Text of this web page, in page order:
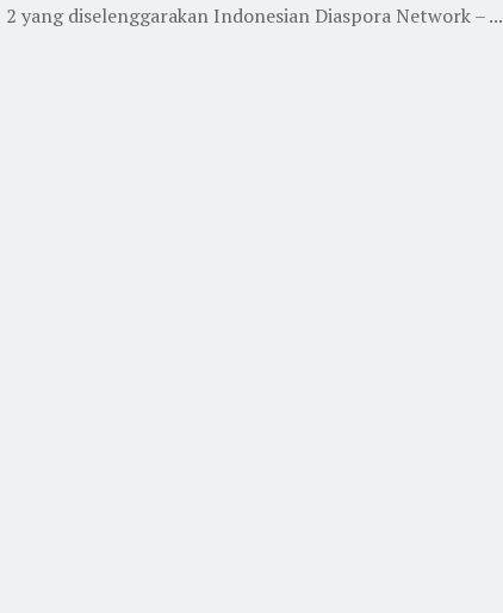
yang diselenggarakan Indonesian Diaspora Network – ...